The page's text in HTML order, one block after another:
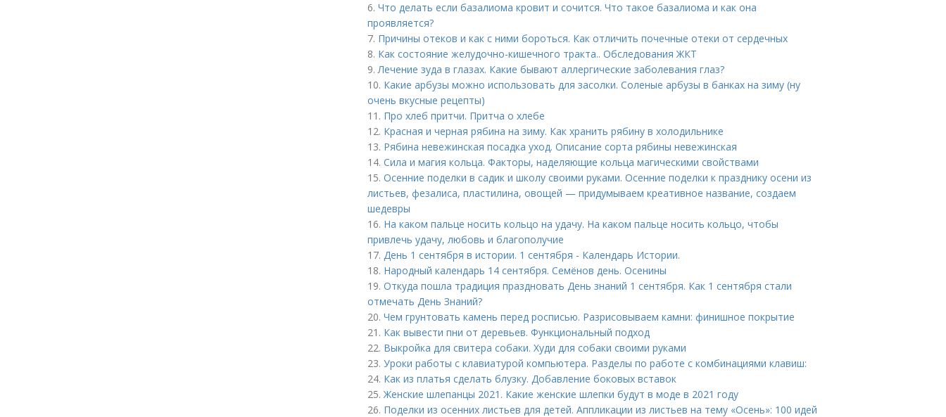
6. Что делать если базалиома кровит и сочится. Что такое базалиома и как она
проявляется?
7. Причины отеков и как с ними бороться. Как отличить почечные отеки от сердечных
8. Как состояние желудочно-кишечного тракта.. Обследования ЖКТ
9.Лечение зуда в глазах. Какие бывают аллергические заболевания глаз?
10. Какие арбузы можно использовать для засолки. Соленые арбузы в банках на зиму (ну
очень вкусные рецепты)
11. Про хлеб притчи. Притча о хлебе
12. Красная и черная рябина на зиму. Как хранить рябину в холодильнике
13. Рябина невежинская посадка уход. Описание сорта рябины невежинская
14. Сила и магия кольца. Факторы, наделяющие кольца магическими свойствами
15. Осенние поделки в садик и школу своими руками. Осенние поделки к празднику осени из
листьев, фезалиса, пластилина, овощей — придумываем креативное название, создаем
шедевры
16. На каком пальце носить кольцо на удачу. На каком пальце носить кольцо, чтобы
привлечь удачу, любовь и благополучие
17. День 1 сентября в истории. 1 сентября - Календарь Истории.
18. Народный календарь 14 сентября. Семёнов день. Осенины
19. Откуда пошла традиция праздновать День знаний 1 сентября. Как 1 сентября стали
отмечать День Знаний?
20. Чем грунтовать камень перед росписью. Разрисовываем камни: финишное покрытие
21. Как вывести пни от деревьев. Функциональный подход
22. Выкройка для свитера собаки. Худи для собаки своими руками
23. Уроки работы с клавиатурой компьютера. Разделы по работе с комбинациями клавиш:
24. Как из платья сделать блузку. Добавление боковых вставок
25.Женские шлепанцы 2021. Какие женские шлепки будут в моде в 2021 году
26. Поделки из осенних листьев для детей. Аппликации из листьев на тему «Осень»: 100 идей